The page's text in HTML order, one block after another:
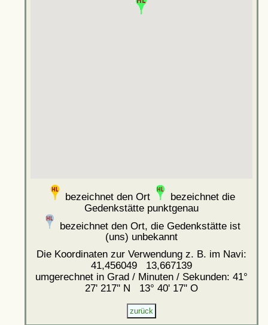
bezeichnet den Ort
bezeichnet die
Gedenkstätte punktgenau
bezeichnet den Ort, die Gedenkstätte ist
(uns) unbekannt
Die Koordinaten zur Verwendung z. B. im Navi:
41,456049 13,667139
umgerechnet in Grad / Minuten / Sekunden: 41°
27' 217'' N 13° 40' 17'' O